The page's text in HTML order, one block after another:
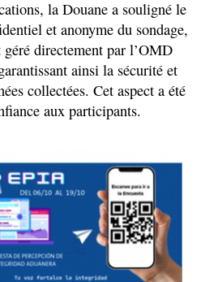
la Douane a souligné le
et anonyme du sondage,
directement par l’OMD
ainsi la sécurité et
collectées. Cet aspect a été
aux participants.